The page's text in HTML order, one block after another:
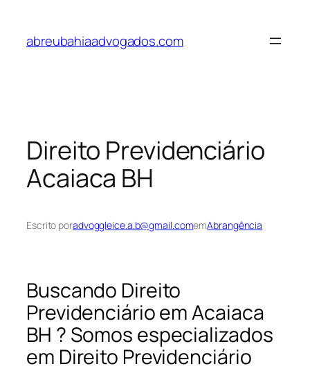
abreubahiaadvogados.com
Direito Previdenciário
Acaiaca BH
Escrito poradvoggleice.a.b@gmail.comemAbrangência
Buscando Direito
Previdenciário em Acaiaca
BH ? Somos especializados
em Direito Previdenciário